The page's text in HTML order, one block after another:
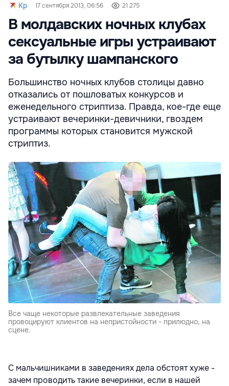
Kp 17 сентября 2013, 06:56 21 275
В молдавских ночных клубах
сексуальные игры устраивают
за бутылку шампанского
Большинство ночных клубов столицы давно
отказались от пошловатых конкурсов и
еженедельного стриптиза. Правда, кое-где еще
устраивают вечеринки-девичники, гвоздем
программы которых становится мужской
стриптиз.
Все чаще некоторые развлекательные заведения
провоцируют клиентов на непристойности - прилюдно, на
сцене.
С мальчишниками в заведениях дела обстоят хуже -
зачем проводить такие вечеринки, если в нашей